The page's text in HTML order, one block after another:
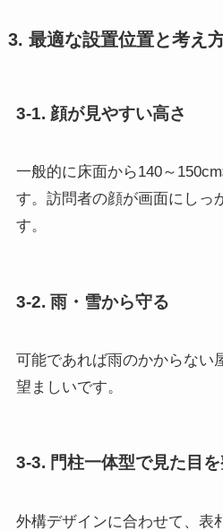
3. 最適な設置位置と考え
3-1. 顔が見やすい高さ
一般的に床面から140～
す。訪問者の顔が画面にしっ
す。
3-2. 雨・雪から守る
可能であれば雨のかからない
望ましいです。
3-3. 門柱一体型で見た目
外構デザインに合わせて、表